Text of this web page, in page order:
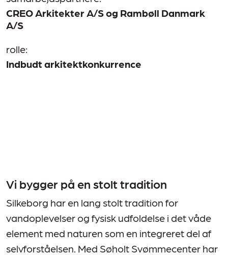
CREO Arkitekter A/S og Rambøll Danmark
A/S
rolle:
Indbudt arkitektkonkurrence
Vi bygger på en stolt tradition
Silkeborg har en lang stolt tradition for
vandoplevelser og fysisk udfoldelse i det våde
element med naturen som en integreret del af
selvforståelsen. Med Søholt Svømmecenter har